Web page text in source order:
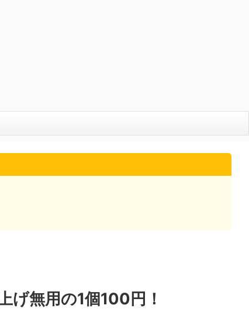
げ無用の1個100円！